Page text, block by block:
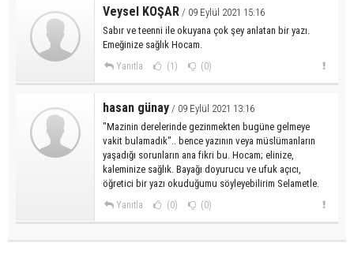
Veysel KOŞAR / 09 Eylül 2021 15:16
Sabır ve teenni ile okuyana çok şey anlatan bir yazı.
Emeğinize sağlık Hocam.
Yanıtla (1) (0)
hasan günay / 09 Eylül 2021 13:16
"Mazinin derelerinde gezinmekten bugüne gelmeye
vakit bulamadık".. bence yazının veya müslümanların
yaşadığı sorunların ana fikri bu. Hocam; elinize,
kaleminize sağlık. Bayağı doyurucu ve ufuk açıcı,
öğretici bir yazı okuduğumu söyleyebilirim Selametle.
Yanıtla (0) (0)